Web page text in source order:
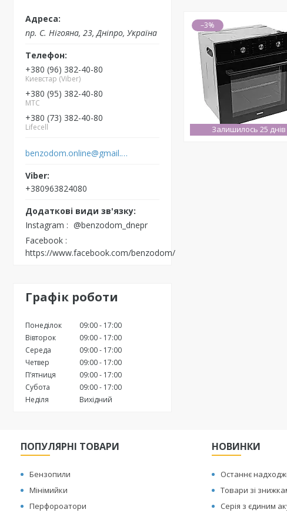
пр. С. Нігояна, 23, Дніпро, Україна
+380 (96) 382-40-80
Киевстар (Viber)
+380 (95) 382-40-80
MTC
+380 (73) 382-40-80
Lifecell
benzodom.online@gmail.com
+380963824080
Instagram
@benzodom_dnepr
Facebook
https://www.facebook.com/benzodom/
Графік роботи
Понеділок 09:00
17:00
Вівторок
09:00
17:00
Середа
09:00
17:00
Четвер
09:00
17:00
Пʼятниця
09:00
17:00
Субота
09:00
17:00
Неділя
Вихідний
–3%
Залишилось 25 днів
ПОПУЛЯРНІ ТОВАРИ
Бензопили
Мінімийки
Перфороатори
НОВИНКИ
Останнє
Товари зі
Серія з єдиним